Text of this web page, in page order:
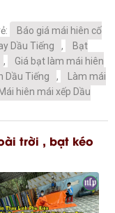
Báo giá mái hiên cố
Dầu Tiếng ,
Bạt
,
Giá bạt làm mái hiên
Dầu Tiếng ,
Làm mái
Mái hiên mái xếp Dầu
trời , bạt kéo